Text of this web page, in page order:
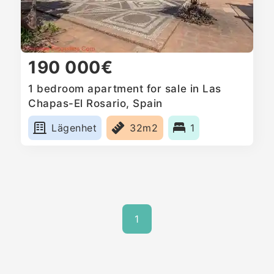
190 000€
1 bedroom apartment for sale in Las
Chapas-El Rosario, Spain
Lägenhet
32m2 1
1